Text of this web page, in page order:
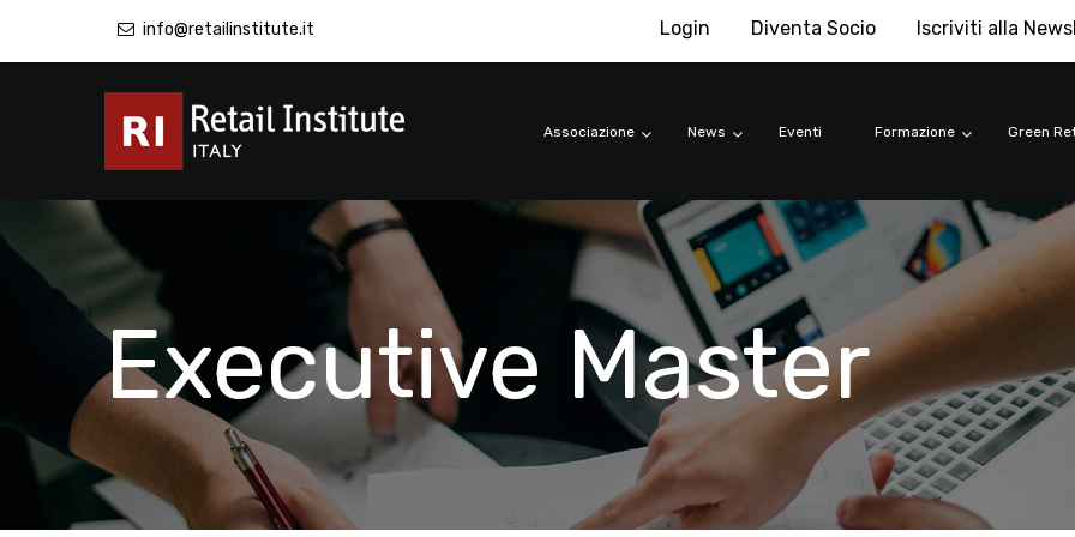
info@retailinstitute.it Login Diventa Socio Iscriviti alla
Associazione News Eventi Formazione Green
Executive Master